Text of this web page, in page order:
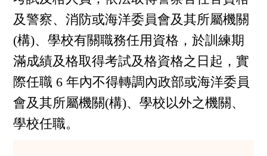
及警察、消防或海洋委員會及其所屬機關
(構)、學校有關職務任用資格，於訓練期
滿成績及格取得考試及格資格之日起，實
際任職 6 年內不得轉調內政部或海洋委員
會及其所屬機關(構)、學校以外之機關、
學校任職。